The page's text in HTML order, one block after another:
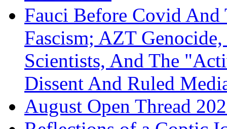
Fauci Before Covid
Fascism; AZT
Scientists, And The
Dissent And Ruled
August Open Thread